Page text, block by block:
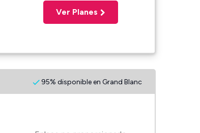
Ver Planes
95% disponible en Grand Blanc